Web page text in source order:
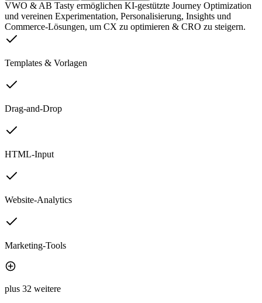
VWO & AB Tasty ermöglichen KI-gestützte Journey Optimization
und vereinen Experimentation, Personalisierung, Insights und
Commerce-Lösungen, um CX zu optimieren & CRO zu steigern.
Templates & Vorlagen
Drag-and-Drop
HTML-Input
Website-Analytics
Marketing-Tools
plus 32 weitere